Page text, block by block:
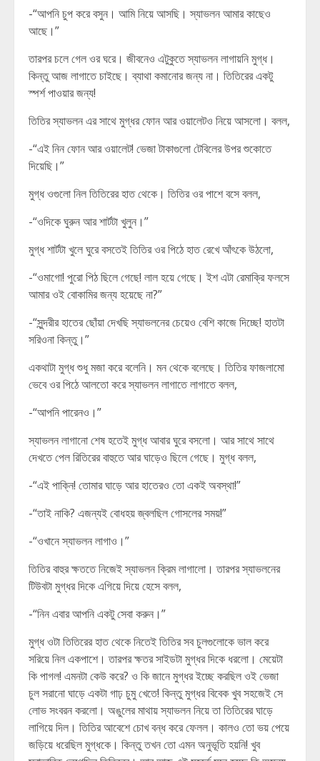
-“আপনি চুপ করে বসুন। আমি নিয়ে আসছি। স্যাভলন আমার কাছেও
আছে।”
তারপর চলে গেল ওর ঘরে। জীবনেও এটুকুতে স্যাভলন লাগায়নি মুগ্ধ।
কিন্তু আজ লাগাতে চাইছে। ব্যাথা কমানোর জন্য না। তিতিরের একটু
স্পর্শ পাওয়ার জন্য!
তিতির স্যাভলন এর সাথে মুগ্ধর ফোন আর ওয়ালেটও নিয়ে আসলো। বলল,
-“এই নিন ফোন আর ওয়ালেট! ভেজা টাকাগুলো টেবিলের উপর শুকোতে
দিয়েছি।”
মুগ্ধ ওগুলো নিল তিতিরের হাত থেকে। তিতির ওর পাশে বসে বলল,
-“ওদিকে ঘুরুন আর শার্টটা খুলুন।”
মুগ্ধ শার্টটা খুলে ঘুরে বসতেই তিতির ওর পিঠে হাত রেখে আঁৎকে উঠলো,
-“ওমাগো! পুরো পিঠ ছিলে গেছে! লাল হয়ে গেছে। ইশ এটা রেমাক্রি ফলসে
আমার ওই বোকামির জন্য হয়েছে না?”
-“সুন্দরীর হাতের ছোঁয়া দেখছি স্যাভলনের চেয়েও বেশি কাজে দিচ্ছে! হাতটা
সরিওনা কিন্তু।”
একথাটা মুগ্ধ শুধু মজা করে বলেনি। মন থেকে বলেছে। তিতির ফাজলামো
ভেবে ওর পিঠে আলতো করে স্যাভলন লাগাতে লাগাতে বলল,
-“আপনি পারেনও।”
স্যাভলন লাগানো শেষ হতেই মুগ্ধ আবার ঘুরে বসলো। আর সাথে সাথে
দেখতে পেল রিতিরের বাহুতে আর ঘাড়েও ছিলে গেছে। মুগ্ধ বলল,
-“এই পাক্নি! তোমার ঘাড়ে আর হাতেরও তো একই অবস্থা!”
-“তাই নাকি? এজন্যই বোধহয় জ্বলছিল গোসলের সময়!”
-“ওখানে স্যাভলন লাগাও।”
তিতির বাহুর ক্ষততে নিজেই স্যাভলন ক্রিম লাগালো। তারপর স্যাভলনের
টিউবটা মুগ্ধর দিকে এগিয়ে দিয়ে হেসে বলল,
-“নিন এবার আপনি একটু সেবা করুন।”
মুগ্ধ ওটা তিতিরের হাত থেকে নিতেই তিতির সব চুলগুলোকে ভাল করে
সরিয়ে নিল একপাশে। তারপর ক্ষতর সাইডটা মুগ্ধর দিকে ধরলো। মেয়েটা
কি পাগল! এমনটা কেউ করে? ও কি জানে মুগ্ধর ইচ্ছে করছিল ওই ভেজা
চুল সরানো ঘাড়ে একটা গাঢ় চুমু খেতে! কিন্তু মুগ্ধর বিবেক খুব সহজেই সে
লোভ সংবরন করলো। অঙুলের মাথায় স্যাভলন নিয়ে তা তিতিরের ঘাড়ে
লাগিয়ে দিল। তিতির আবেশে চোখ বন্ধ করে ফেলল। কালও তো ভয় পেয়ে
জড়িয়ে ধরেছিল মুগ্ধকে। কিন্তু তখন তো এমন অনুভূতি হয়নি! খুব